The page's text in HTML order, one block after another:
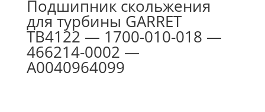
Подшипник скольжения
для турбины GARRET
TB4122 — 1700-010-018 —
466214-0002 —
A0040964099